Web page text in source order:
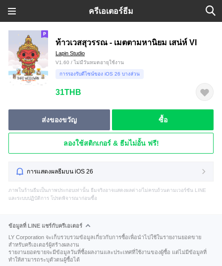
ครีเอเตอร์ธีม
ท้าวเวสสุวรรณ - เมตตามหานิยม เสน่ห์ VI
Lapin Studio
V1.60 / ไม่มีวันหมดอายุใช้งาน
การรองรับดีไซน์ของ iOS 26 บางส่วน
31THB
ส่งของขวัญ ซื้อ
ลองใช้สติกเกอร์ & ธีมไม่อั้น ฟรี!
การแสดงผลธีมบน iOS 26
ภาพในร้านธีมเป็นภาพประกอบเท่านั้น ธีมจริงอาจแสดงผลต่าง/ไม่ครบถ้วนตามเวอร์ชัน LINE
และระบบปฏิบัติการ โปรดพิจารณาก่อนซื้อ
ข้อมูลที่ LINE แชร์กับครีเอเตอร์
LY Corporation จะเก็บรวบรวมข้อมูลเกี่ยวกับการซื้อเพื่อนำไปใช้ในรายงานยอดขาย
สำหรับครีเอเตอร์ผู้สร้างผลงาน
รายงานยอดขายจะมีข้อมูลวันที่ซื้อผลงานและประเทศที่ใช้งานของผู้ซื้อ แต่ไม่มีข้อมูลที่
ทำให้สามารถระบุตัวตนผู้ซื้อได้